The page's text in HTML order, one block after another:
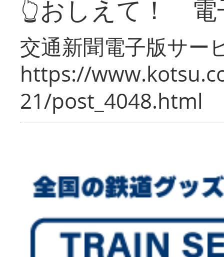
👆おしえて！ 電
交通新聞電子版サー
https://
21/post_4048.html